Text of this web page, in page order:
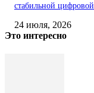
стабильной
24 июля, 2026
Это интересно